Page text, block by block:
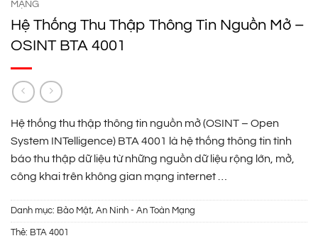
MẠNG
Hệ Thống Thu Thập Thông Tin Nguồn Mở –
OSINT BTA 4001
Hệ thống thu thập thông tin nguồn mở (OSINT – Open
System INTelligence) BTA 4001 là hệ thống thông tin tình
báo thu thập dữ liệu từ những nguồn dữ liệu rộng lớn, mở,
công khai trên không gian mạng internet …
Danh mục: Bảo Mật, An Ninh - An Toàn Mạng
Thẻ: BTA 4001